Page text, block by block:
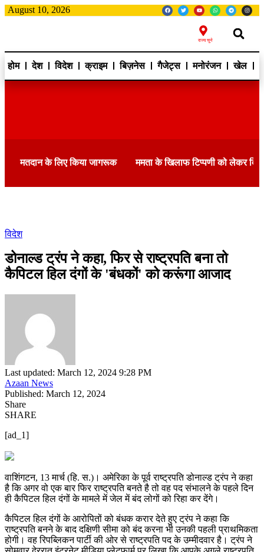
August 10, 2026
राज्य चुने
होम देश विदेश क्राइम बिज़नेस गैजेट्स मनोरंजन खेल
मतदान के लिए किया जागरूक ममता के खिलाफ टिप्पणी को लेकर
विदेश
डोनाल्ड ट्रंप ने कहा, फिर से राष्ट्रपति बना तो
कैपिटल हिल दंगों के 'बंधकों' को करूंगा आजाद
Last updated: March 12, 2024 9:28 PM
Azaan News
Published: March 12, 2024
Share
SHARE
[ad_1]
वाशिंगटन, 13 मार्च (हि. स.)। अमेरिका के पूर्व राष्ट्रपति डोनाल्ड ट्रंप ने कहा
है कि अगर वो एक बार फिर राष्ट्रपति बनते है तो वह पद संभालने के पहले दिन
ही कैपिटल हिल दंगों के मामले में जेल में बंद लोगों को रिहा कर देंगे।
कैपिटल हिल दंगों के आरोपितों को बंधक करार देते हुए ट्रंप ने कहा कि
राष्ट्रपति बनने के बाद दक्षिणी सीमा को बंद करना भी उनकी पहली प्राथमिकता
होगी। वह रिपब्लिकन पार्टी की ओर से राष्ट्रपति पद के उम्मीदवार है। ट्रंप ने